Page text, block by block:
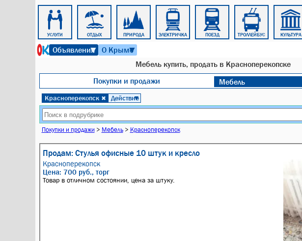
УСЛУГИ ОТДЫХ ПРИРОДА ЭЛЕКТРИЧКА ПОЕЗД ТРОЛЛЕЙБУС КУЛЬТУРА
Объявления
▼ О Крыме
▼
Мебель купить, продать в Красноперекопске
Покупки и продажи
Мебель
Красноперекопск ✖ Действие
▼
Покупки и продажи > Мебель> Красноперекопск
Продам: Стулья офисные 10 штук и кресло
Красноперекопск
Цена: 700 руб., торг
Товар в отличном состоянии, цена за штуку.